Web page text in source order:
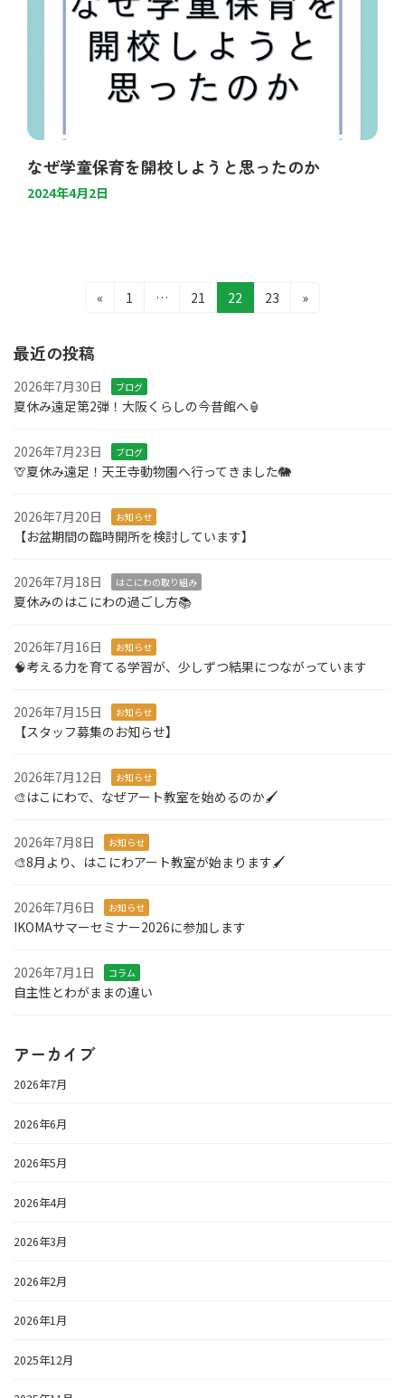
なぜ学童保育を開校しようと思ったのか
2024年4月2日
の
ペ
ー
ジ
送
り
«
固1 …
固
21
固
定
22
固
23 »
最近の投稿
2026年7月30日 ブログ
夏休み遠足第2弾！大阪くらしの今昔館へ🏮
2026年7月23日 ブログ
🦒夏休み遠足！天王寺動物園へ行ってきました🐘
2026年7月20日 お知らせ
【お盆期間の臨時開所を検討しています】
2026年7月18日 はこにわの取り組み
夏休みのはこにわの過ごし方📚
2026年7月16日 お知らせ
🧠考える力を育てる学習が、少しずつ結果につながっています
2026年7月15日 お知らせ
【スタッフ募集のお知らせ】
2026年7月12日 お知らせ
🎨はこにわで、なぜアート教室を始めるのか🖌️
2026年7月8日 お知らせ
🎨8月より、はこにわアート教室が始まります🖌️
2026年7月6日 お知らせ
IKOMAサマーセミナー2026に参加します
2026年7月1日 コラム
自主性とわがままの違い
アーカイブ
2026年7月
2026年6月
2026年5月
2026年4月
2026年3月
2026年2月
2026年1月
2025年12月